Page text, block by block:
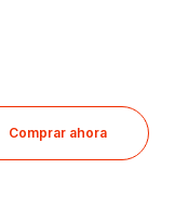
Comprar ahora